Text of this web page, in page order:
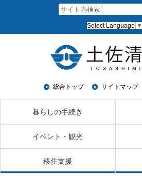
Select Language ▼
総合トップ サイトマップ
暮らしの手続き
イベント・観光
移住支援